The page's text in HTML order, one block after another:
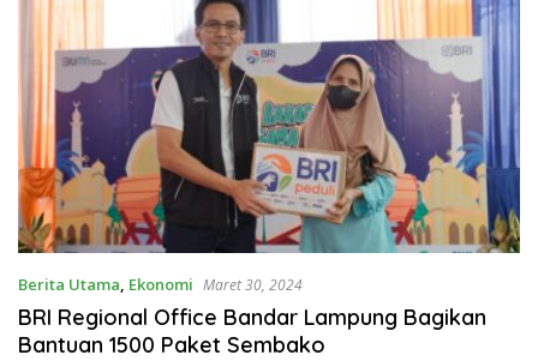
Berita Utama, Ekonomi Maret 30, 2024
BRI Regional Office Bandar Lampung Bagikan
Bantuan 1500 Paket Sembako